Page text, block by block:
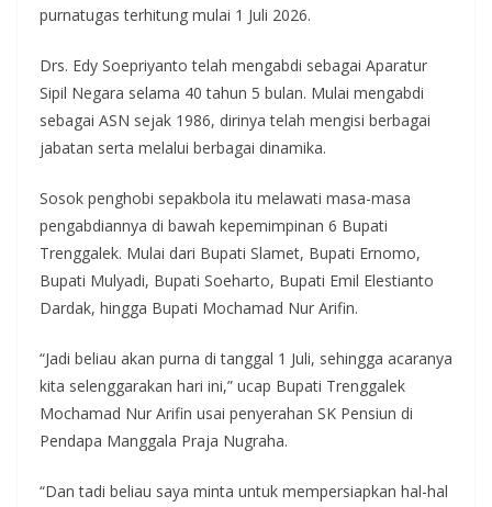
purnatugas terhitung mulai 1 Juli 2026.
Drs. Edy Soepriyanto telah mengabdi sebagai Aparatur
Sipil Negara selama 40 tahun 5 bulan. Mulai mengabdi
sebagai ASN sejak 1986, dirinya telah mengisi berbagai
jabatan serta melalui berbagai dinamika.
Sosok penghobi sepakbola itu melawati masa-masa
pengabdiannya di bawah kepemimpinan 6 Bupati
Trenggalek. Mulai dari Bupati Slamet, Bupati Ernomo,
Bupati Mulyadi, Bupati Soeharto, Bupati Emil Elestianto
Dardak, hingga Bupati Mochamad Nur Arifin.
“Jadi beliau akan purna di tanggal 1 Juli, sehingga acaranya
kita selenggarakan hari ini,” ucap Bupati Trenggalek
Mochamad Nur Arifin usai penyerahan SK Pensiun di
Pendapa Manggala Praja Nugraha.
“Dan tadi beliau saya minta untuk mempersiapkan hal-hal